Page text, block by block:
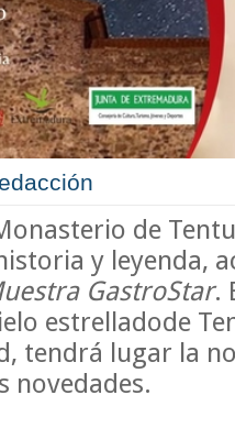
de
y leyenda,
GastroStar.
estrelladode
tendrá lugar la
novedades.